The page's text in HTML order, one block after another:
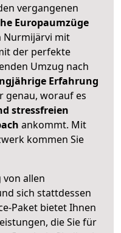
vergangenen
Europaumzüge
Nurmijärvi mit
der perfekte
Umzug nach
Erfahrung
genau, worauf es
stressfreien
ankommt. Mit
kommen Sie
von allen
sich stattdessen
Paket bietet Ihnen
die Sie für